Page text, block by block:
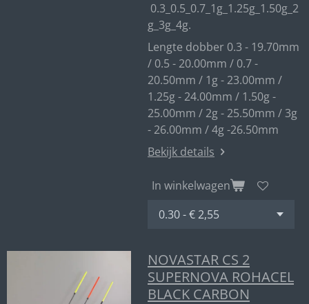
0.3_0.5_0.7_1g_1.25g_1.50g_2
g_3g_4g.
Lengte dobber 0.3 - 19.70mm
/ 0.5 - 20.00mm / 0.7 -
20.50mm / 1g - 23.00mm /
1.25g - 24.00mm / 1.50g -
25.00mm / 2g - 25.50mm / 3g
- 26.00mm / 4g -26.50mm
Bekijk details
In winkelwagen
NOVASTAR CS 2
SUPERNOVA ROHACEL
BLACK CARBON